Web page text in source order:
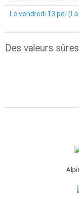
Le vendredi 13 péï
Des valeurs sûres